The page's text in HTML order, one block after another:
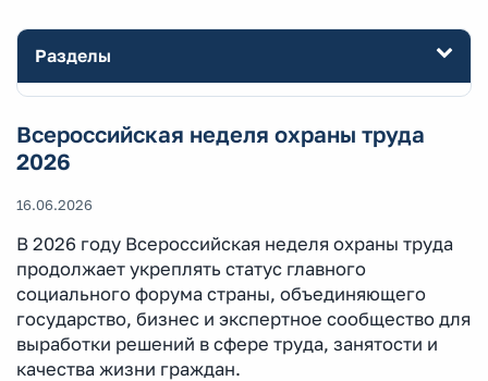
Разделы
Всероссийская неделя охраны труда
2026
16.06.2026
В 2026 году Всероссийская неделя охраны труда
продолжает укреплять статус главного
социального форума страны, объединяющего
государство, бизнес и экспертное сообщество для
выработки решений в сфере труда, занятости и
качества жизни граждан.